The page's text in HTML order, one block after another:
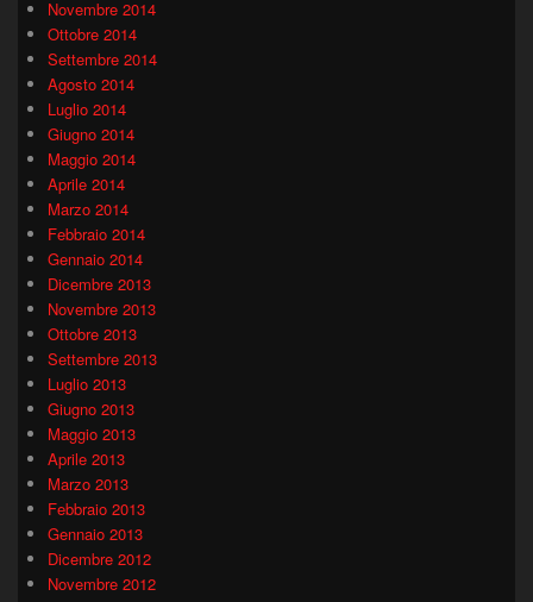
Novembre 2014
Ottobre 2014
Settembre 2014
Agosto 2014
Luglio 2014
Giugno 2014
Maggio 2014
Aprile 2014
Marzo 2014
Febbraio 2014
Gennaio 2014
Dicembre 2013
Novembre 2013
Ottobre 2013
Settembre 2013
Luglio 2013
Giugno 2013
Maggio 2013
Aprile 2013
Marzo 2013
Febbraio 2013
Gennaio 2013
Dicembre 2012
Novembre 2012